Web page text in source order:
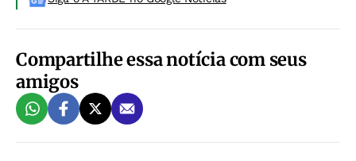
Compartilhe essa notícia com seus
amigos